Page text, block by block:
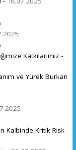
Katkılarımız -
ve Yürek Burkan
Kalbinde Kritik Risk